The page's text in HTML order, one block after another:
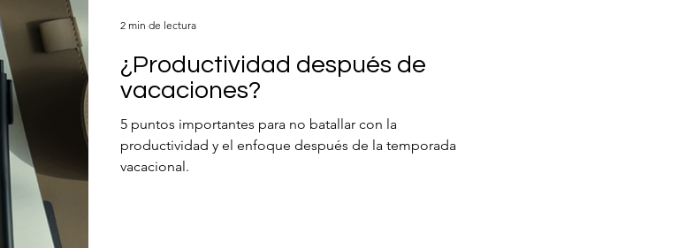
¿Productividad después de
vacaciones?
5 puntos importantes para no batallar con la
productividad y el enfoque después de la temporada
vacacional.
2 min de lectura